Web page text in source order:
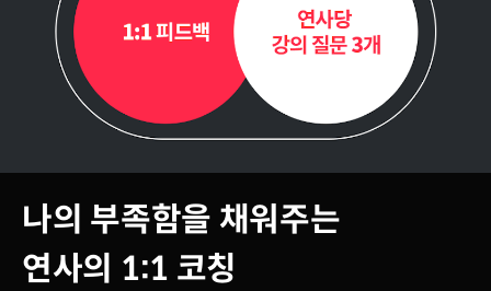
나의 부족함을 채워주는
연사의 1:1 코칭